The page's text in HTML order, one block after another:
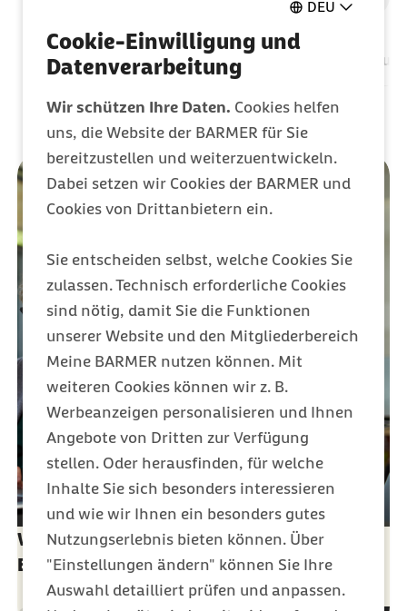
DEU
Cookie-Einwilligung und
Datenverarbeitung
Wir schützen Ihre Daten. Cookies helfen
uns, die Website der BARMER für Sie
bereitzustellen und weiterzuentwickeln.
Dabei setzen wir Cookies der BARMER und
Cookies von Drittanbietern ein.
Sie entscheiden selbst, welche Cookies Sie
zulassen. Technisch erforderliche Cookies
sind nötig, damit Sie die Funktionen
unserer Website und den Mitgliederbereich
Meine BARMER nutzen können. Mit
weiteren Cookies können wir z. B.
Werbeanzeigen personalisieren und Ihnen
Angebote von Dritten zur Verfügung
stellen. Oder herausfinden, für welche
Inhalte Sie sich besonders interessieren
und wie wir Ihnen ein besonders gutes
Nutzungserlebnis bieten können. Über
"Einstellungen ändern" können Sie Ihre
Auswahl detailliert prüfen und anpassen.
Versicherung & Meldeverfahren
Wichtiges Grundlagenwissen für den
Einstieg in die Personalarbeit